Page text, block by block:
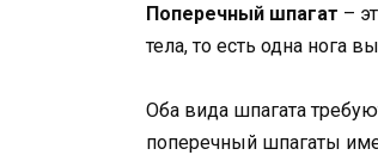
Поперечный шпагат –
тела, то есть одна нога
Оба вида шпагата
поперечный шпагаты